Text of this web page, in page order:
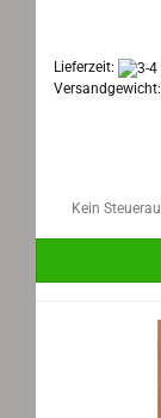
Lieferzeit:
Versandgewicht:
Kein